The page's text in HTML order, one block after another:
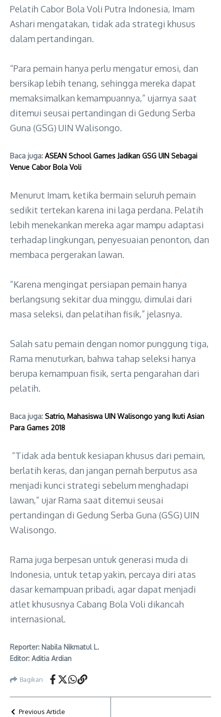
Pelatih Cabor Bola Voli Putra Indonesia, Imam
Ashari mengatakan, tidak ada strategi khusus
dalam pertandingan.
“Para pemain hanya perlu mengatur emosi, dan
bersikap lebih tenang, sehingga mereka dapat
memaksimalkan kemampuannya,” ujarnya saat
ditemui seusai pertandingan di Gedung Serba
Guna (GSG) UIN Walisongo.
Baca juga: ASEAN School Games Jadikan GSG UIN Sebagai
Venue Cabor Bola Voli
Menurut Imam, ketika bermain seluruh pemain
sedikit tertekan karena ini laga perdana. Pelatih
lebih menekankan mereka agar mampu adaptasi
terhadap lingkungan, penyesuaian penonton, dan
membaca pergerakan lawan.
“Karena mengingat persiapan pemain hanya
berlangsung sekitar dua minggu, dimulai dari
masa seleksi, dan pelatihan fisik,” jelasnya.
Salah satu pemain dengan nomor punggung tiga,
Rama menuturkan, bahwa tahap seleksi hanya
berupa kemampuan fisik, serta pengarahan dari
pelatih.
Baca juga: Satrio, Mahasiswa UIN Walisongo yang Ikuti Asian
Para Games 2018
“Tidak ada bentuk kesiapan khusus dari pemain,
berlatih keras, dan jangan pernah berputus asa
menjadi kunci strategi sebelum menghadapi
lawan,” ujar Rama saat ditemui seusai
pertandingan di Gedung Serba Guna (GSG) UIN
Walisongo.
Rama juga berpesan untuk generasi muda di
Indonesia, untuk tetap yakin, percaya diri atas
dasar kemampuan pribadi, agar dapat menjadi
atlet khususnya Cabang Bola Voli dikancah
internasional.
Reporter: Nabila Nikmatul L.
Editor: Aditia Ardian
Bagikan
Previous Article